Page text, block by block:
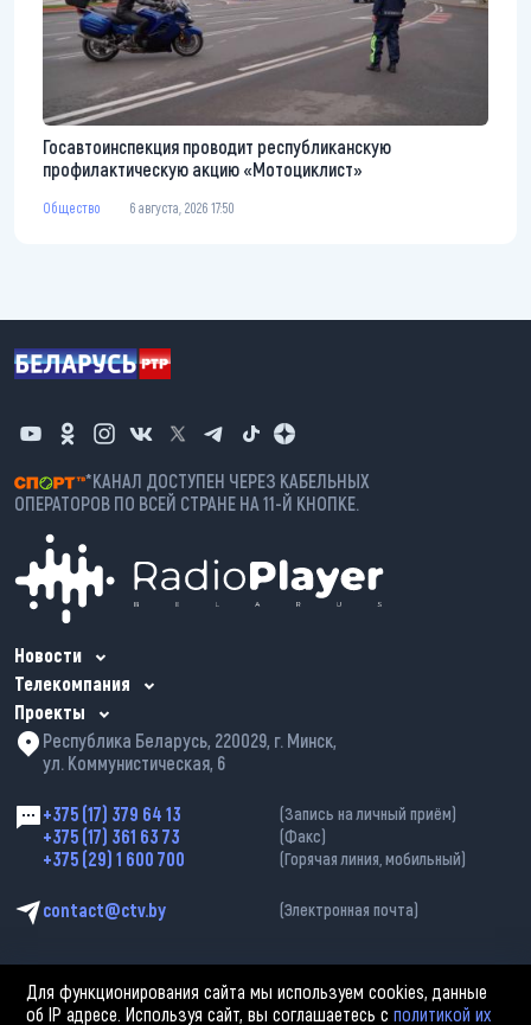
Госавтоинспекция проводит республиканскую
профилактическую акцию «Мотоциклист»
Общество 6 августа, 2026 17:50
*КАНАЛ ДОСТУПЕН ЧЕРЕЗ КАБЕЛЬНЫХ
ОПЕРАТОРОВ ПО ВСЕЙ СТРАНЕ НА 11-Й КНОПКЕ.
Новости
Телекомпания
Проекты
Республика Беларусь, 220029, г. Минск,
ул. Коммунистическая, 6
+375 (17) 379 64 13 (Запись на личный приём)
+375 (17) 361 63 73 (Факс)
+375 (29) 1 600 700 (Горячая линия, мобильный)
contact@ctv.by (Электронная почта)
Для функционирования сайта мы используем cookies, данные
об IP адресе. Используя сайт, вы соглашаетесь сполитикой их